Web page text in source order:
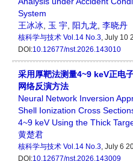
System
王冰冰
玉 宇 阳九龙 李晓丹
核科学与技术 Vol.14 No.3, July 10
DOI:10.12677/nst.2026.143010
采用厚靶法测量4~9 keV正电
网络反演方法
Neural Network Inversion
Shell Ionization Cross
4~9 keV Using the Thick
黄楚君
核科学与技术 Vol.14 No.3, July 6
DOI:10.12677/nst.2026.143009